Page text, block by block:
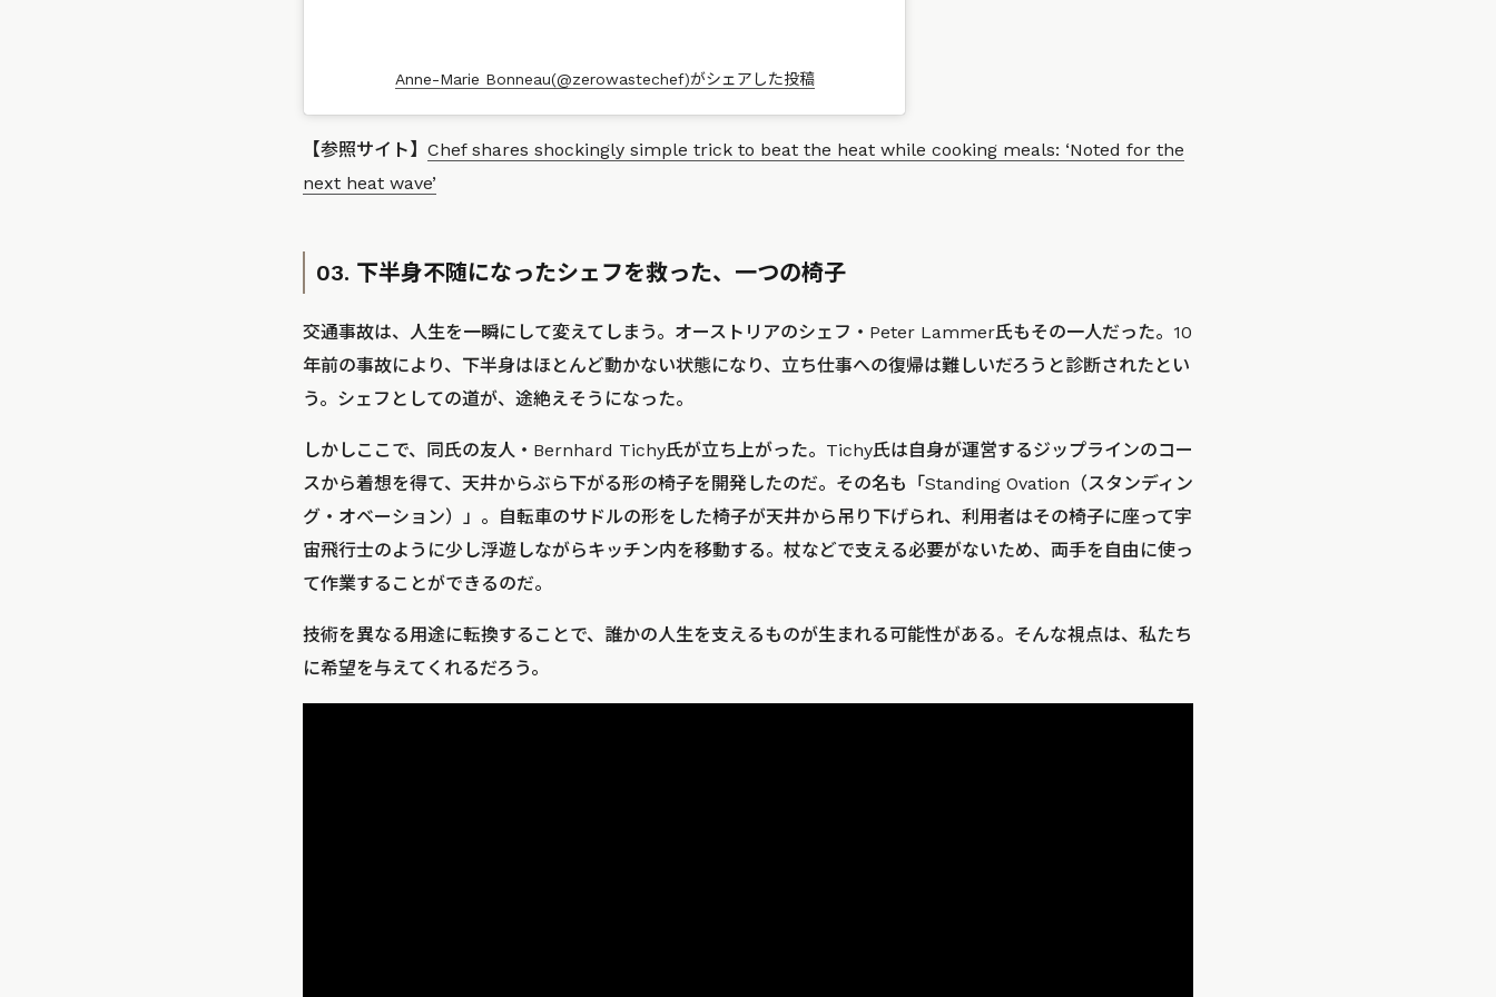
Anne-Marie Bonneau(@zerowastechef)がシェアした投稿
【参照サイト】 Chef shares shockingly simple trick to beat the heat while cooking meals: ‘Noted for the
next heat wave’
03. 下半身不随になったシェフを救った、一つの椅子
交通事故は、人生を一瞬にして変えてしまう。オーストリアのシェフ・Peter Lammer氏もその一人だった。10
年前の事故により、下半身はほとんど動かない状態になり、立ち仕事への復帰は難しいだろうと診断されたとい
う。シェフとしての道が、途絶えそうになった。
しかしここで、同氏の友人・Bernhard Tichy氏が立ち上がった。Tichy氏は自身が運営するジップラインのコー
スから着想を得て、天井からぶら下がる形の椅子を開発したのだ。その名も「Standing Ovation（スタンディン
グ・オベーション）」。自転車のサドルの形をした椅子が天井から吊り下げられ、利用者はその椅子に座って宇
宙飛行士のように少し浮遊しながらキッチン内を移動する。杖などで支える必要がないため、両手を自由に使っ
て作業することができるのだ。
技術を異なる用途に転換することで、誰かの人生を支えるものが生まれる可能性がある。そんな視点は、私たち
に希望を与えてくれるだろう。